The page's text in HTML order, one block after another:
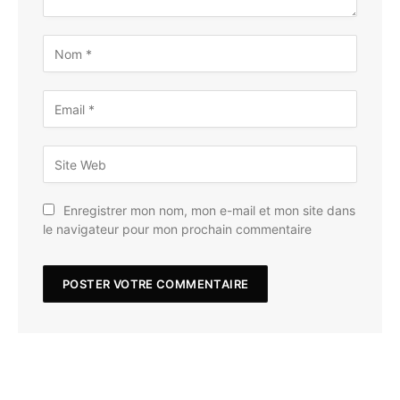
Enregistrer mon nom, mon e-mail et mon site dans
le navigateur pour mon prochain commentaire